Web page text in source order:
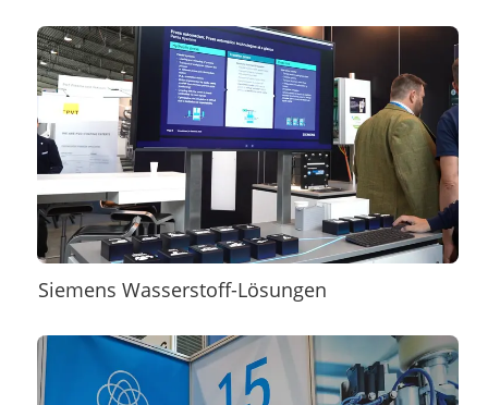
Siemens Wasserstoff-Lösungen